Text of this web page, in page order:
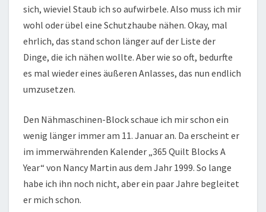
sich, wieviel Staub ich so aufwirbele. Also muss ich mir
wohl oder übel eine Schutzhaube nähen. Okay, mal
ehrlich, das stand schon länger auf der Liste der
Dinge, die ich nähen wollte. Aber wie so oft, bedurfte
es mal wieder eines äußeren Anlasses, das nun endlich
umzusetzen.
Den Nähmaschinen-Block schaue ich mir schon ein
wenig länger immer am 11. Januar an. Da erscheint er
im immerwährenden Kalender „365 Quilt Blocks A
Year“ von Nancy Martin aus dem Jahr 1999. So lange
habe ich ihn noch nicht, aber ein paar Jahre begleitet
er mich schon.